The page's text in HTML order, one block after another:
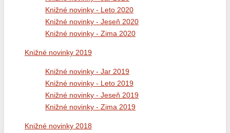
Knižné novinky - Leto 2020
Knižné novinky - Jeseň 2020
Knižné novinky - Zima 2020
Knižné novinky 2019
Knižné novinky - Jar 2019
Knižné novinky - Leto 2019
Knižné novinky - Jeseň 2019
Knižné novinky - Zima 2019
Knižné novinky 2018